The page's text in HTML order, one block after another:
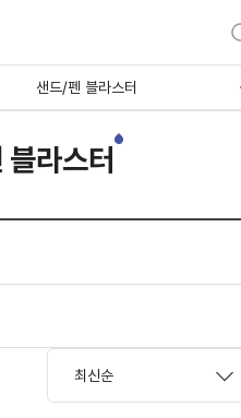
샌드/펜 블라스터
라스터